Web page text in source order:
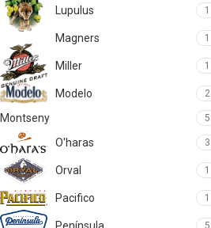
Lupulus 1
Magners 1
Miller 1
Modelo 2
Montseny 5
O'haras 3
Orval 1
Pacifico 1
5